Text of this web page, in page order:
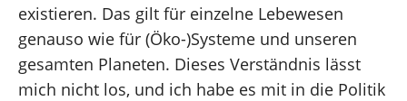
Presse
Reden
existieren. Das gilt für einzelne Lebewesen
genauso wie für (Öko-)Systeme und unseren
gesamten Planeten. Dieses Verständnis lässt
mich nicht los, und ich habe es mit in die Politik